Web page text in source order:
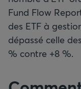
Fund Flow
des ETF à
dépassé celle
% contre +8 %.